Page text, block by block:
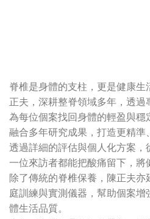
脊椎是身體的支柱，更是健康
正夫，深耕整脊領域多年，透過
為每位個案找回身體的輕盈與穩
融合多年研究成果，打造更精準
透過詳細的評估與個人化方案，
一位來訪者都能把酸痛留下，將
除了傳統的脊椎保養，陳正夫
庭訓練與實測儀器，幫助個案
體生活品質。